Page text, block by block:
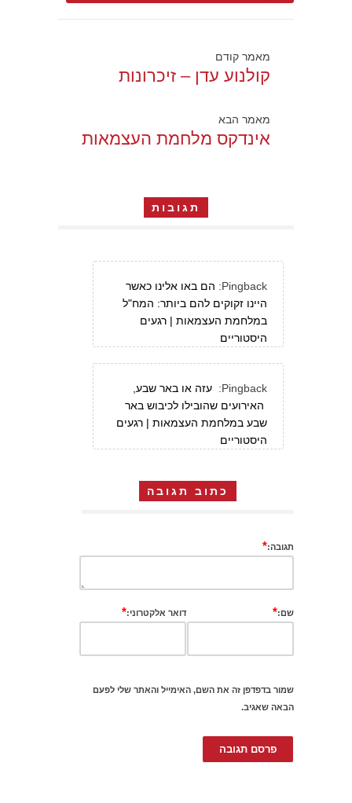
מאמר קודם
קולנוע עדן – זיכרונות
מאמר הבא
אינדקס מלחמת העצמאות
תגובות
Pingback:
הם באו אלינו כאשר
היינו זקוקים להם ביותר: המח"ל
במלחמת העצמאות | רגעים
היסטוריים
Pingback:
עזה או באר שבע,
האירועים שהובילו לכיבוש באר
שבע במלחמת העצמאות | רגעים
היסטוריים
כתוב תגובה
תגובה:*
שם:* דואר אלקטרוני:*
שמור בדפדפן זה את השם, האימייל והאתר שלי לפעם
הבאה שאגיב.